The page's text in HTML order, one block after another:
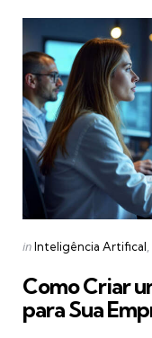
Categories
Posted
inInteligência Artifical
Como Criar
para Sua